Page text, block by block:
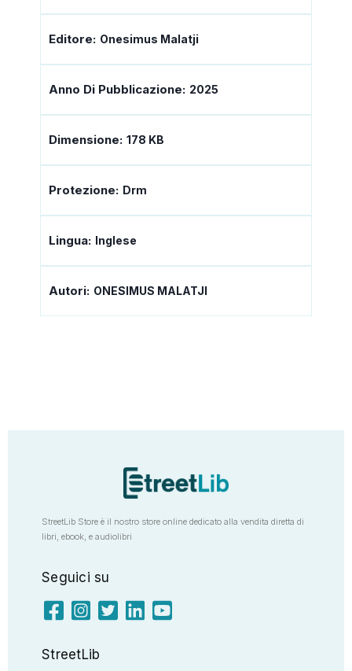
Editore: Onesimus Malatji
Anno Di Pubblicazione: 2025
Dimensione: 178 KB
Protezione: Drm
Lingua: Inglese
Autori: ONESIMUS MALATJI
StreetLib Store è il nostro store online dedicato alla vendita diretta di
libri, ebook, e audiolibri
Seguici su
StreetLib